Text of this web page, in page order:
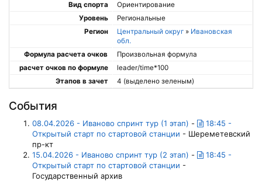
Вид спорта
Ориентирование
Уровень
Региональные
Регион
Центральный округ » Ивановская
обл.
Формула расчета очков
Произвольная формула
расчет очков по формуле
leader/time*100
Этапов в зачет
4 (выделено зеленым)
События
08.04.2026 - Иваново спринт тур (1 этап) -
18:45 -
Открытый старт по стартовой станции - Шереметевский
пр-кт
15.04.2026 - Иваново спринт тур (2 этап) -
18:45 -
Открытый старт по стартовой станции -
Государственный архив